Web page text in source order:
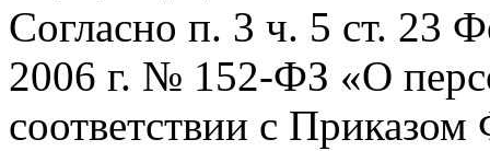
Согласно п. 3 ч. 5 ст. 23
2006 г. № 152-ФЗ «О
соответствии с